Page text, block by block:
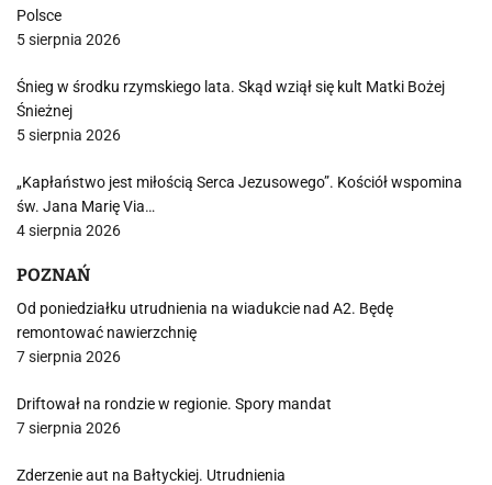
Polsce
5 sierpnia 2026
Śnieg w środku rzymskiego lata. Skąd wziął się kult Matki Bożej
Śnieżnej
5 sierpnia 2026
„Kapłaństwo jest miłością Serca Jezusowego”. Kościół wspomina
św. Jana Marię Via…
4 sierpnia 2026
POZNAŃ
Od poniedziałku utrudnienia na wiadukcie nad A2. Będę
remontować nawierzchnię
7 sierpnia 2026
Driftował na rondzie w regionie. Spory mandat
7 sierpnia 2026
Zderzenie aut na Bałtyckiej. Utrudnienia